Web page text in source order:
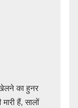
खेलने का हुनर
हैं, सालों